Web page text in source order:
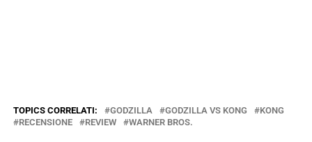
TOPICS CORRELATI: GODZILLA GODZILLA VS KONG
KONG
RECENSIONE
REVIEW WARNER BROS.